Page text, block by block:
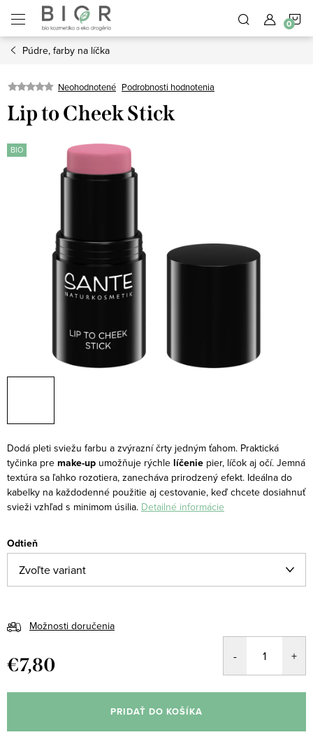
obsah
Púdre, farby na líčka
Neohodnotené Podrobnosti hodnotenia
Lip to Cheek Stick
BIO
Dodá pleti sviežu farbu a zvýrazní črty jedným ťahom. Praktická
tyčinka pre make-up umožňuje rýchle líčenie pier, líčok aj očí. Jemná
textúra sa ľahko rozotiera, zanecháva prirodzený efekt. Ideálna do
kabelky na každodenné použitie aj cestovanie, keď chcete dosiahnuť
svieži vzhľad s minimom úsilia. Detailné informácie
Odtieň
Možnosti doručenia
€7,80
cena:
PRIDAŤ DO KOŠÍKA